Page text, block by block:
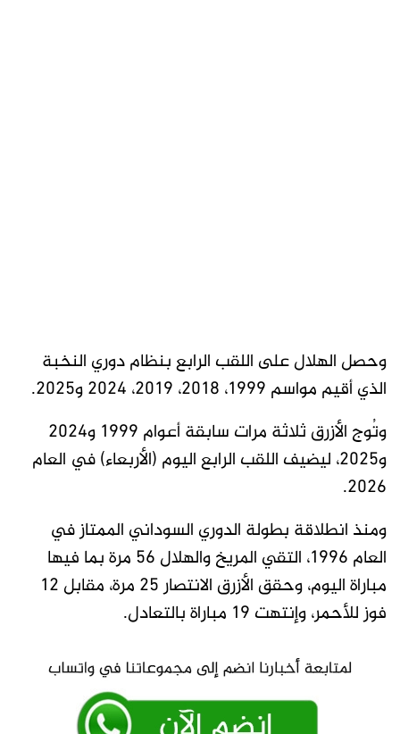
وحصل الهلال على اللقب الرابع بنظام دوري النخبة
الذي أقيم مواسم 1999، 2018، 2019، 2024 و2025.
وتُوج الأزرق ثلاثة مرات سابقة أعوام 1999 و2024
و2025، ليضيف اللقب الرابع اليوم (الأربعاء) في العام
2026.
ومنذ انطلاقة بطولة الدوري السوداني الممتاز في
العام 1996، التقي المريخ والهلال 56 مرة بما فيها
مباراة اليوم، وحقق الأزرق الانتصار 25 مرة، مقابل 12
فوز للأحمر، وإنتهت 19 مباراة بالتعادل.